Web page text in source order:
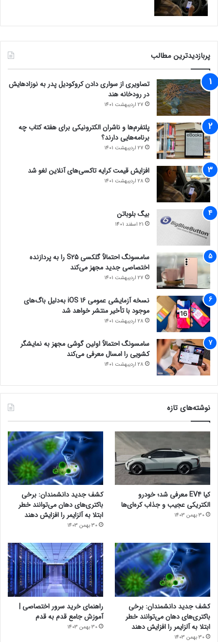
پربازدیدترین مطالب
تصاویری از سواری دادن کروکودیل پدر به نوزادهایش
در رودخانه هند
27 اردیبهشت 1401
پلتفرم‌ها و ناشران الکترونیکی برای هفته کتاب چه
برنامه‌هایی دارند؟
27 اردیبهشت 1401
افزایش قیمت کرایه تاکسی‌های آنلاین لغو شد
28 اردیبهشت 1401
بیگ بلوباتن
21 اسفند 1401
سامسونگ احتمالاً گلکسی S25 را به پردازنده
اختصاصی جدید مجهز می‌کند
27 اردیبهشت 1401
نسخه آزمایشی عمومی iOS 16 به‌دلیل باگ‌های
موجود با تأخیر منتشر خواهد شد
28 اردیبهشت 1401
سامسونگ احتمالاً اولین گوشی مجهز به نمایشگر
کشویی را امسال معرفی می‌کند
28 اردیبهشت 1401
نوشته‌های تازه
کیا EV4 معرفی شد؛ خودرو
الکتریکی عجیب و جذاب کره‌ای‌ها
30 بهمن 1403
کشف جدید دانشمندان: برخی
باکتری‌های دهان می‌توانند خطر
ابتلا به آلزایمر را افزایش دهند
30 بهمن 1403
کشف جدید دانشمندان: برخی
باکتری‌های دهان می‌توانند خطر
ابتلا به آلزایمر را افزایش دهند
30 بهمن 1403
راهنمای خرید سرور اختصاصی |
آموزش جامع قدم به قدم
30 بهمن 1403